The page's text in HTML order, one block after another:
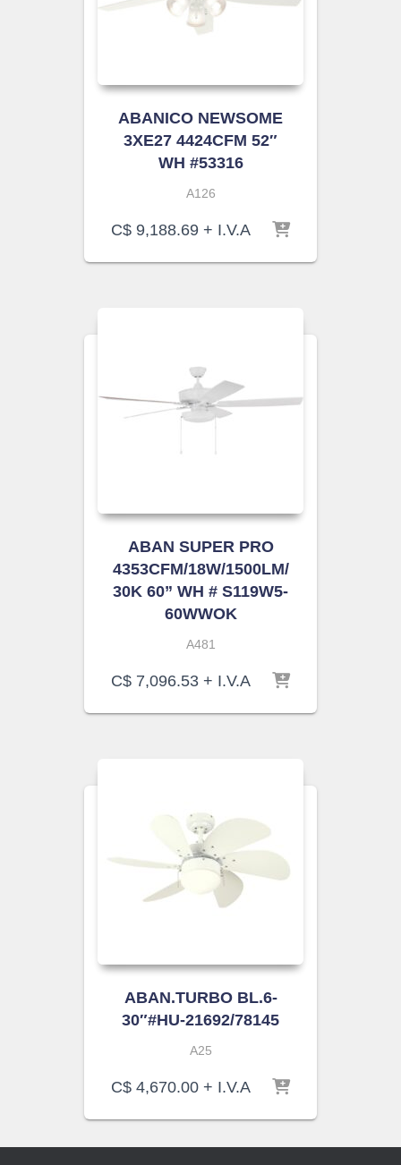
ABANICO NEWSOME
3XE27 4424CFM 52″
WH #53316
A126
C$ 9,188.69 + I.V.A
ABAN SUPER PRO
4353CFM/18W/1500LM/
30K 60” WH # S119W5-
60WWOK
A481
C$ 7,096.53 + I.V.A
ABAN.TURBO BL.6-
30″#HU-21692/78145
A25
C$ 4,670.00 + I.V.A